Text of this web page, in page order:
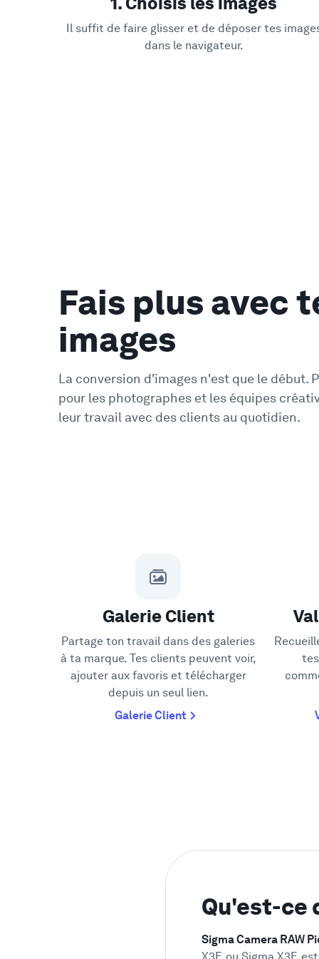
Il suffit de faire glisser et de déposer tes
dans le navigateur.
Fais plus avec
images
La conversion d'images n'est que le début.
pour les photographes et les équipes
leur travail avec des clients au quotidien.
Galerie Client
Partage ton travail dans des galeries
à ta marque. Tes clients peuvent voir,
ajouter aux favoris et télécharger
depuis un seul lien.
Galerie Client
Qu'est-ce
Sigma Camera RAW